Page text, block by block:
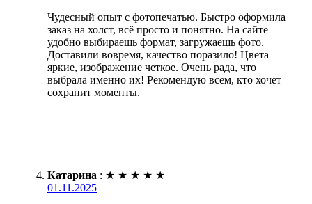
Чудесный опыт с фотопечатью. Быстро оформила
заказ на холст, всё просто и понятно. На сайте
удобно выбираешь формат, загружаешь фото.
Доставили вовремя, качество поразило! Цвета
яркие, изображение четкое. Очень рада, что
выбрала именно их! Рекомендую всем, кто хочет
сохранит моменты.
Катарина : ★ ★ ★ ★ ★
01.11.2025